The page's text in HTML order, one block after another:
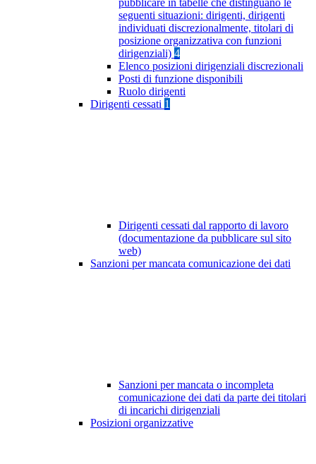
pubblicare in tabelle che distinguano le
seguenti situazioni: dirigenti, dirigenti
individuati discrezionalmente, titolari di
posizione organizzativa con funzioni
dirigenziali) 4
Elenco posizioni dirigenziali discrezionali
Posti di funzione disponibili
Ruolo dirigenti
Dirigenti cessati 1
Dirigenti cessati dal rapporto di lavoro
(documentazione da pubblicare sul sito
web)
Sanzioni per mancata comunicazione dei dati
Sanzioni per mancata o incompleta
comunicazione dei dati da parte dei titolari
di incarichi dirigenziali
Posizioni organizzative